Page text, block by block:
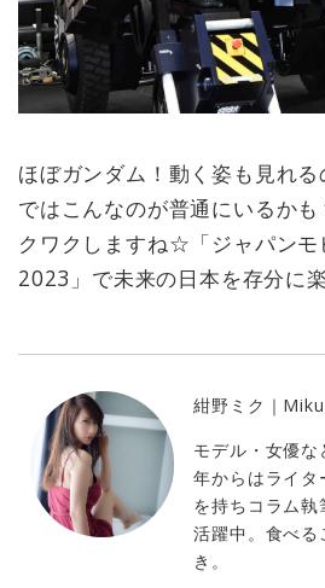
ほぼガンダム！動く姿も見れ
ではこんなのが普通にいるか
クワクしますね☆「ジャパンモ
2023」で未来の日本を存分に
紺野ミク｜
モデル・女優
年からはライタ
を持ちコラム
活躍中。食べる
き。